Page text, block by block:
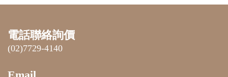
電話聯絡詢價
(02)7729-4140